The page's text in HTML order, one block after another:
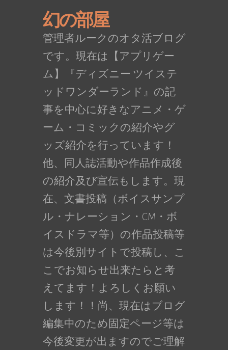
幻の部屋
管理者ルークのオタ活ブログ
です。現在は【アプリゲー
ム】『ディズニー ツイステ
ッドワンダーランド』の記
事を中心に好きなアニメ・ゲ
ーム・コミックの紹介やグ
ッズ紹介を行っています！
他、同人誌活動や作品作成後
の紹介及び宣伝もします。現
在、文書投稿（ボイスサンプ
ル・ナレーション・CM・ボ
イスドラマ等）の作品投稿等
は今後別サイトで投稿し、こ
こでお知らせ出来たらと考
えてます！よろしくお願い
します！！尚、現在はブログ
編集中のため固定ページ等は
今後変更が出ますのでご理解